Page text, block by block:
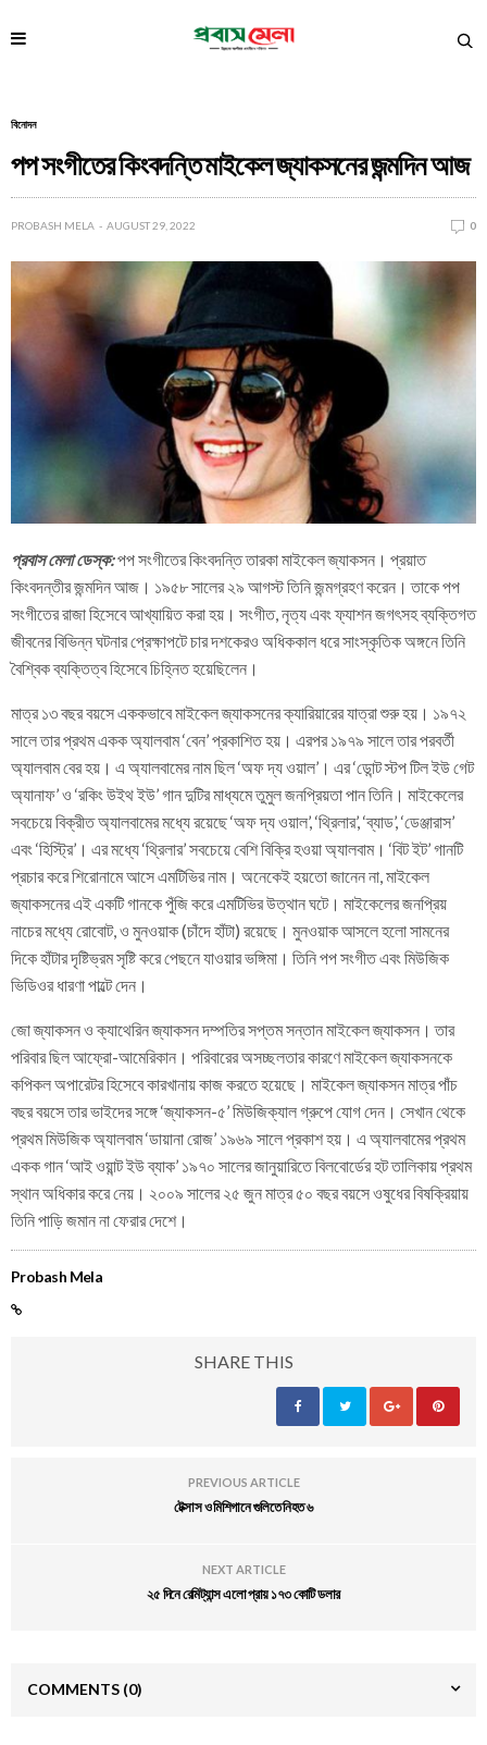
বিনোদন
পপ সংগীতের কিংবদন্তি মাইকেল জ্যাকসনের জন্মদিন আজ
PROBASH MELA AUGUST 29, 2022 0
প্রবাস মেলা ডেস্ক:পপ সংগীতের কিংবদন্তি তারকা মাইকেল জ্যাকসন। প্রয়াত
কিংবদন্তীর জন্মদিন আজ। ১৯৫৮ সালের ২৯ আগস্ট তিনি জন্মগ্রহণ করেন। তাকে পপ
সংগীতের রাজা হিসেবে আখ্যায়িত করা হয়। সংগীত, নৃত্য এবং ফ্যাশন জগৎসহ ব্যক্তিগত
জীবনের বিভিন্ন ঘটনার প্রেক্ষাপটে চার দশকেরও অধিককাল ধরে সাংস্কৃতিক অঙ্গনে তিনি
বৈশ্বিক ব্যক্তিত্ব হিসেবে চিহ্নিত হয়েছিলেন।
মাত্র ১৩ বছর বয়সে এককভাবে মাইকেল জ্যাকসনের ক্যারিয়ারের যাত্রা শুরু হয়। ১৯৭২
সালে তার প্রথম একক অ্যালবাম ‘বেন’ প্রকাশিত হয়। এরপর ১৯৭৯ সালে তার পরবর্তী
অ্যালবাম বের হয়। এ অ্যালবামের নাম ছিল ‘অফ দ্য ওয়াল’। এর ‘ডোন্ট স্টপ টিল ইউ গেট
অ্যানাফ’ ও ‘রকিং উইথ ইউ’ গান দুটির মাধ্যমে তুমুল জনপ্রিয়তা পান তিনি। মাইকেলের
সবচেয়ে বিক্রীত অ্যালবামের মধ্যে রয়েছে ‘অফ দ্য ওয়াল’, ‘থ্রিলার’, ‘ব্যাড’, ‘ডেঞ্জারাস’
এবং ‘হিস্ট্রি’। এর মধ্যে ‘থ্রিলার’ সবচেয়ে বেশি বিক্রি হওয়া অ্যালবাম। ‘বিট ইট’ গানটি
প্রচার করে শিরোনামে আসে এমটিভির নাম। অনেকেই হয়তো জানেন না, মাইকেল
জ্যাকসনের এই একটি গানকে পুঁজি করে এমটিভির উত্থান ঘটে। মাইকেলের জনপ্রিয়
নাচের মধ্যে রোবোট, ও মুনওয়াক (চাঁদে হাঁটা) রয়েছে। মুনওয়াক আসলে হলো সামনের
দিকে হাঁটার দৃষ্টিভ্রম সৃষ্টি করে পেছনে যাওয়ার ভঙ্গিমা। তিনি পপ সংগীত এবং মিউজিক
ভিডিওর ধারণা পাল্টে দেন।
জো জ্যাকসন ও ক্যাথেরিন জ্যাকসন দম্পতির সপ্তম সন্তান মাইকেল জ্যাকসন। তার
পরিবার ছিল আফ্রো-আমেরিকান। পরিবারের অসচ্ছলতার কারণে মাইকেল জ্যাকসনকে
কপিকল অপারেটর হিসেবে কারখানায় কাজ করতে হয়েছে। মাইকেল জ্যাকসন মাত্র পাঁচ
বছর বয়সে তার ভাইদের সঙ্গে ‘জ্যাকসন-৫’ মিউজিক্যাল গ্রুপে যোগ দেন। সেখান থেকে
প্রথম মিউজিক অ্যালবাম ‘ডায়ানা রোজ’ ১৯৬৯ সালে প্রকাশ হয়। এ অ্যালবামের প্রথম
একক গান ‘আই ওয়ান্ট ইউ ব্যাক’ ১৯৭০ সালের জানুয়ারিতে বিলবোর্ডের হট তালিকায় প্রথম
স্থান অধিকার করে নেয়। ২০০৯ সালের ২৫ জুন মাত্র ৫০ বছর বয়সে ওষুধের বিষক্রিয়ায়
তিনি পাড়ি জমান না ফেরার দেশে।
Probash Mela
SHARE THIS
PREVIOUS ARTICLE
টেক্সাস ও মিশিগানে গুলিতে নিহত ৬
NEXT ARTICLE
২৫ দিনে রেমিট্যান্স এলো প্রায় ১৭৩ কোটি ডলার
COMMENTS (0)